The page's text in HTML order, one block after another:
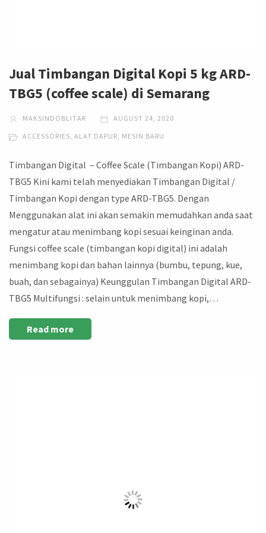
Jual Timbangan Digital Kopi 5 kg ARD-
TBG5 (coffee scale) di Semarang
MAKSINDOBLITAR AUGUST 24, 2020
ACCESSORIES, ALAT DAPUR, MESIN BARU
Timbangan Digital – Coffee Scale (Timbangan Kopi) ARD-
TBG5 Kini kami telah menyediakan Timbangan Digital /
Timbangan Kopi dengan type ARD-TBG5. Dengan
Menggunakan alat ini akan semakin memudahkan anda saat
mengatur atau menimbang kopi sesuai keinginan anda.
Fungsi coffee scale (timbangan kopi digital) ini adalah
menimbang kopi dan bahan lainnya (bumbu, tepung, kue,
buah, dan sebagainya) Keunggulan Timbangan Digital ARD-
TBG5 Multifungsi : selain untuk menimbang kopi,…
Read more